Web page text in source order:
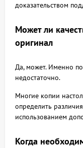
доказательством
Может ли
оригинал
Да, может. Именно
недостаточно.
Многие копии
определить
использованием
Когда